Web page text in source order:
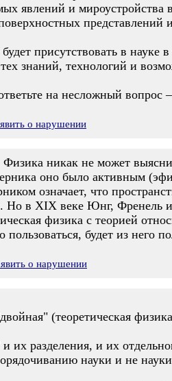
явлений и мироустройства
присутствовать в науке
знаний, технологий и
на несложный вопрос
о нарушении
никак не может
оно было активным
означает, что
Но в ХIX веке Юнг, Френель
физика с теорией
будет из него
о нарушении
(теоретическая
их разделения, и их
науки и не